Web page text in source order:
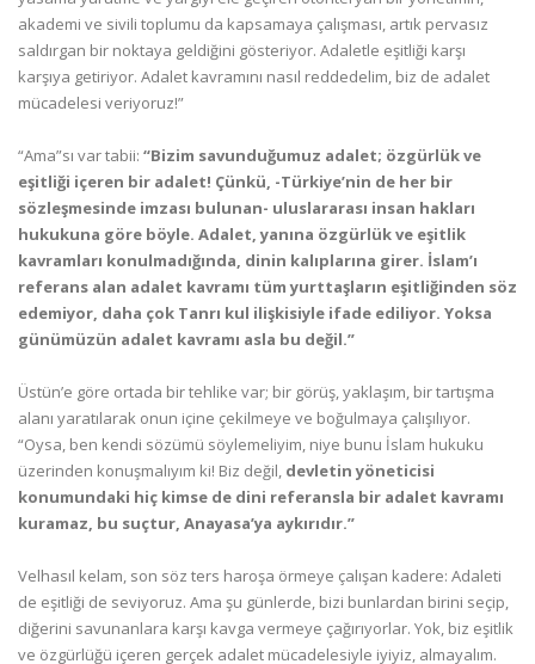
akademi ve sivili toplumu da kapsamaya çalışması, artık pervasız
saldırgan bir noktaya geldiğini gösteriyor. Adaletle eşitliği karşı
karşıya getiriyor. Adalet kavramını nasıl reddedelim, biz de adalet
mücadelesi veriyoruz!”
“Ama”sı var tabii: “Bizim savunduğumuz adalet; özgürlük ve
eşitliği içeren bir adalet! Çünkü, -Türkiye’nin de her bir
sözleşmesinde imzası bulunan- uluslararası insan hakları
hukukuna göre böyle. Adalet, yanına özgürlük ve eşitlik
kavramları konulmadığında, dinin kalıplarına girer. İslam’ı
referans alan adalet kavramı tüm yurttaşların eşitliğinden söz
edemiyor, daha çok Tanrı kul ilişkisiyle ifade ediliyor. Yoksa
günümüzün adalet kavramı asla bu değil.”
Üstün’e göre ortada bir tehlike var; bir görüş, yaklaşım, bir tartışma
alanı yaratılarak onun içine çekilmeye ve boğulmaya çalışılıyor.
“Oysa, ben kendi sözümü söylemeliyim, niye bunu İslam hukuku
üzerinden konuşmalıyım ki! Biz değil, devletin yöneticisi
konumundaki hiç kimse de dini referansla bir adalet kavramı
kuramaz, bu suçtur, Anayasa’ya aykırıdır.”
Velhasıl kelam, son söz ters haroşa örmeye çalışan kadere: Adaleti
de eşitliği de seviyoruz. Ama şu günlerde, bizi bunlardan birini seçip,
diğerini savunanlara karşı kavga vermeye çağırıyorlar. Yok, biz eşitlik
ve özgürlüğü içeren gerçek adalet mücadelesiyle iyiyiz, almayalım.